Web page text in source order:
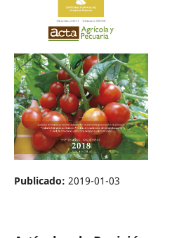
Publicado: 2019-01-03